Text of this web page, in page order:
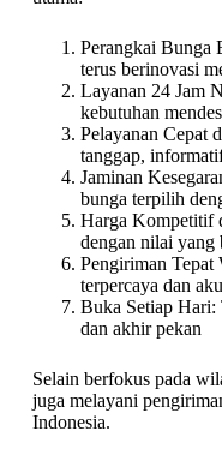
Perangkai Bunga
terus berinovasi
Layanan 24 Jam
kebutuhan
Pelayanan Cepat
tanggap,
Jaminan
bunga terpilih
Harga Kompetitif
dengan nilai yang
Pengiriman Tepat
terpercaya dan
Buka Setiap Hari:
dan akhir pekan
Selain berfokus pada
juga melayani
Indonesia.